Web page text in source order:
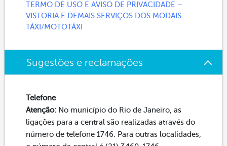
TERMO DE USO E AVISO DE PRIVACIDADE –
VISTORIA E DEMAIS SERVIÇOS DOS MODAIS
TÁXI/MOTOTÁXI
Sugestões e reclamações
Telefone
Atenção: No município do Rio de Janeiro, as
ligações para a central são realizadas através do
número de telefone 1746. Para outras localidades,